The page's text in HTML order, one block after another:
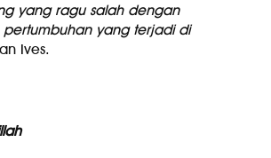
yang ragu salah dengan
pertumbuhan yang terjadi di
Ives.